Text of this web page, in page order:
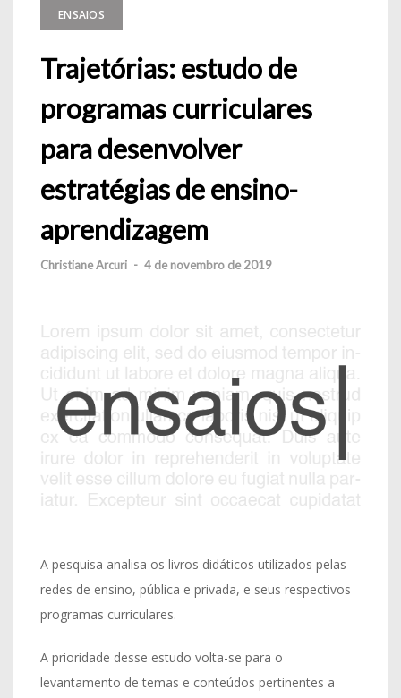
ENSAIOS
Trajetórias: estudo de
programas curriculares
para desenvolver
estratégias de ensino-
aprendizagem
Christiane Arcuri - 4 de novembro de 2019
A pesquisa analisa os livros didáticos utilizados pelas
redes de ensino, pública e privada, e seus respectivos
programas curriculares.
A prioridade desse estudo volta-se para o
levantamento de temas e conteúdos pertinentes a